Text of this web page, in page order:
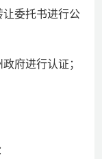
委托书进行公
府进行认证；